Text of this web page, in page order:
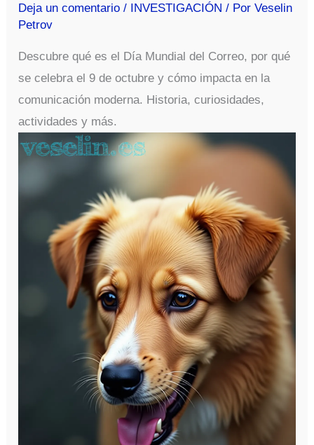
Deja un comentario / INVESTIGACIÓN / PorVeselin
Petrov
Descubre qué es el Día Mundial del Correo, por qué
se celebra el 9 de octubre y cómo impacta en la
comunicación moderna. Historia, curiosidades,
actividades y más.